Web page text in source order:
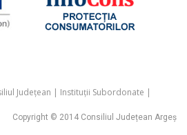
Județean | Instituții Subordonate |
Copyright © 2014 Consiliul Județean Argeș